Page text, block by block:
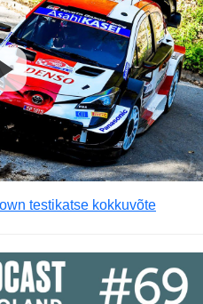
testikatse kokkuvõte